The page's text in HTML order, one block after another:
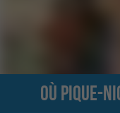
Où pique-